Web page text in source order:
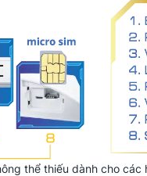
thể thiếu dành cho các